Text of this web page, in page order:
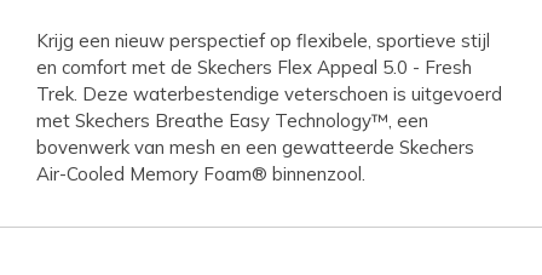
Krijg een nieuw perspectief op flexibele, sportieve stijl
en comfort met de Skechers Flex Appeal 5.0 - Fresh
Trek. Deze waterbestendige veterschoen is uitgevoerd
met Skechers Breathe Easy Technology™, een
bovenwerk van mesh en een gewatteerde Skechers
Air-Cooled Memory Foam® binnenzool.